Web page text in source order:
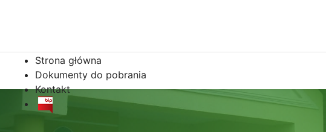
Strona główna
Dokumenty do pobrania
Kontakt